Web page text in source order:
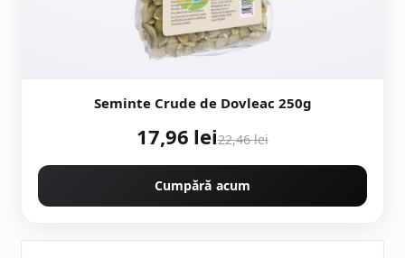
Seminte Crude de Dovleac 250g
17,96 lei22,46 lei
Cumpără acum